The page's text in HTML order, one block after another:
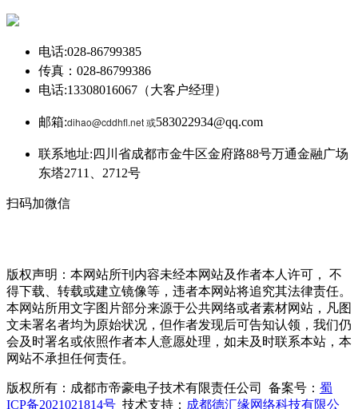
电话:028-86799385
传真：028-86799386
电话:13308016067（大客户经理）
邮箱:dihao@cddhfl.net 或583022934@qq.com
联系地址:四川省成都市金牛区金府路88号万通金融广场
东塔2711、2712号
扫码加微信
版权声明：本网站所刊内容未经本网站及作者本人许可， 不
得下载、转载或建立镜像等，违者本网站将追究其法律责任。
本网站所用文字图片部分来源于公共网络或者素材网站，凡图
文未署名者均为原始状况，但作者发现后可告知认领，我们仍
会及时署名或依照作者本人意愿处理，如未及时联系本站，本
网站不承担任何责任。
版权所有：成都市帝豪电子技术有限责任公司 备案号： 蜀
ICP备2021021814号 技术支持： 成都德汇缘网络科技有限公